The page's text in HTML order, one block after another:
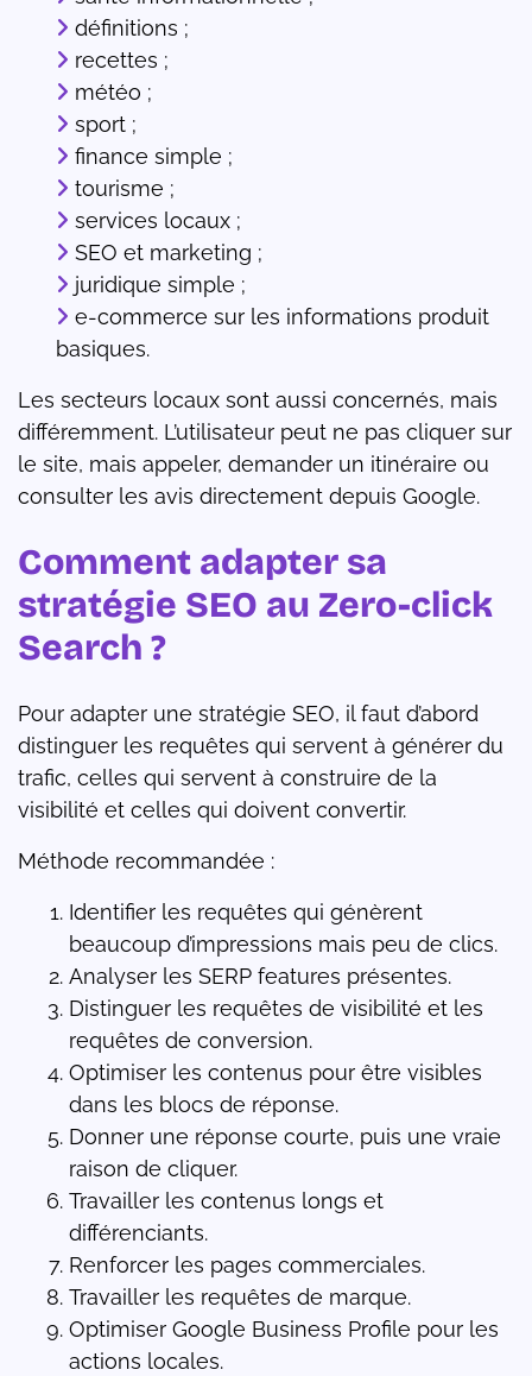
définitions ;
recettes ;
météo ;
sport ;
finance simple ;
tourisme ;
services locaux ;
SEO et marketing ;
juridique simple ;
e-commerce sur les informations produit
basiques.
Les secteurs locaux sont aussi concernés, mais
différemment. L’utilisateur peut ne pas cliquer sur
le site, mais appeler, demander un itinéraire ou
consulter les avis directement depuis Google.
Comment adapter sa
stratégie SEO au Zero-click
Search ?
Pour adapter une stratégie SEO, il faut d’abord
distinguer les requêtes qui servent à générer du
trafic, celles qui servent à construire de la
visibilité et celles qui doivent convertir.
Méthode recommandée :
Identifier les requêtes qui génèrent
beaucoup d’impressions mais peu de clics.
Analyser les SERP features présentes.
Distinguer les requêtes de visibilité et les
requêtes de conversion.
Optimiser les contenus pour être visibles
dans les blocs de réponse.
Donner une réponse courte, puis une vraie
raison de cliquer.
Travailler les contenus longs et
différenciants.
Renforcer les pages commerciales.
Travailler les requêtes de marque.
Optimiser Google Business Profile pour les
actions locales.